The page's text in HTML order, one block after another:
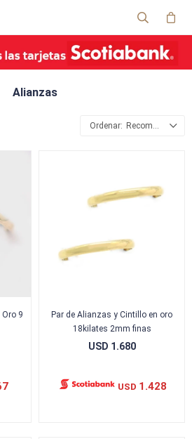
Alianzas
Recomendados
9
Par de Alianzas y Cintillo en oro
18kilates 2mm finas
USD 1.680
USD 1.428